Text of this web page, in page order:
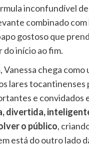
inconfundível
combinado com
gostoso que
início ao fim.
Vanessa chega como
lares tocantinenses
e convidados
divertida,
o público,
está do outro lado